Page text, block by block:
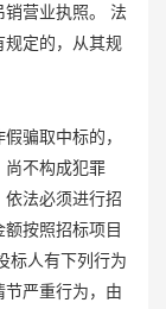
销营业执照。 法
定的，从其规
骗取中标的，
尚不构成犯罪
法必须进行招
按照招标项目
标人有下列行为
严重行为，由